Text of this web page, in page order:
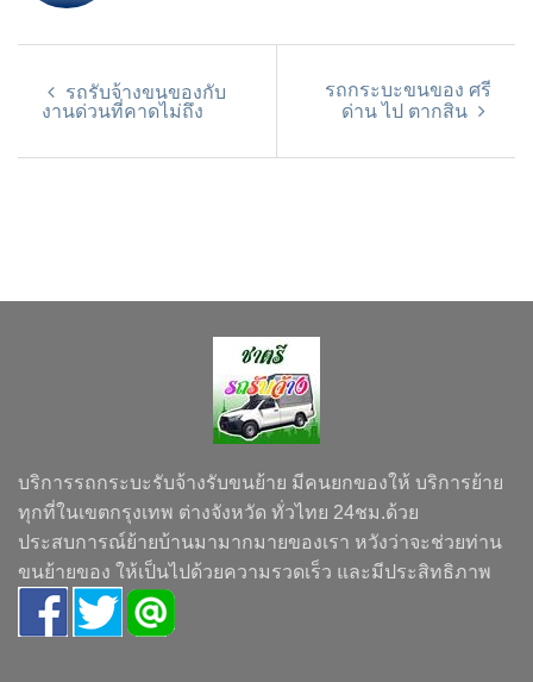
รถรับจ้างขนของกับ
งานด่วนที่คาดไม่ถึง
รถกระบะขนของ ศรี
ด่าน ไป ตากสิน
บริการรถกระบะรับจ้างรับขนย้าย มีคนยกของให้ บริการย้าย
ทุกที่ในเขตกรุงเทพ ต่างจังหวัด ทั่วไทย 24ชม.ด้วย
ประสบการณ์ย้ายบ้านมามากมายของเรา หวังว่าจะช่วยท่าน
ขนย้ายของ ให้เป็นไปด้วยความรวดเร็ว และมีประสิทธิภาพ